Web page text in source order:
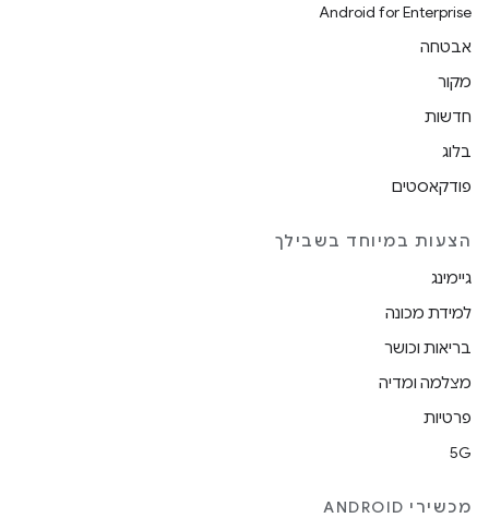
Android for Enterprise
אבטחה
מקור
חדשות
בלוג
פודקאסטים
הצעות במיוחד בשבילך
גיימינג
למידת מכונה
בריאות וכושר
מצלמה ומדיה
פרטיות
5G
מכשירי ANDROID